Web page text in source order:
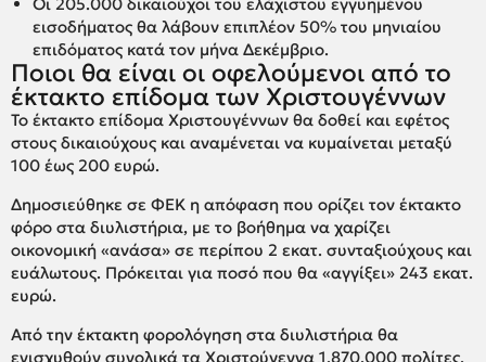
εισοδήματος θα λάβουν επιπλέον 50% του μηνιαίου
επιδόματος κατά τον μήνα Δεκέμβριο.
Ποιοι θα είναι οι οφελούμενοι από το
έκτακτο επίδομα των Χριστουγέννων
Το έκτακτο επίδομα Χριστουγέννων θα δοθεί και εφέτος
στους δικαιούχους και αναμένεται να κυμαίνεται μεταξύ
100 έως 200 ευρώ.
Δημοσιεύθηκε σε ΦΕΚ η απόφαση που ορίζει τον έκτακτο
φόρο στα διυλιστήρια, με το βοήθημα να χαρίζει
οικονομική «ανάσα» σε περίπου 2 εκατ. συνταξιούχους και
ευάλωτους. Πρόκειται για ποσό που θα «αγγίξει» 243 εκατ.
ευρώ.
Από την έκτακτη φορολόγηση στα διυλιστήρια θα
ενισχυθούν συνολικά τα Χριστούγεννα 1.870.000 πολίτες.